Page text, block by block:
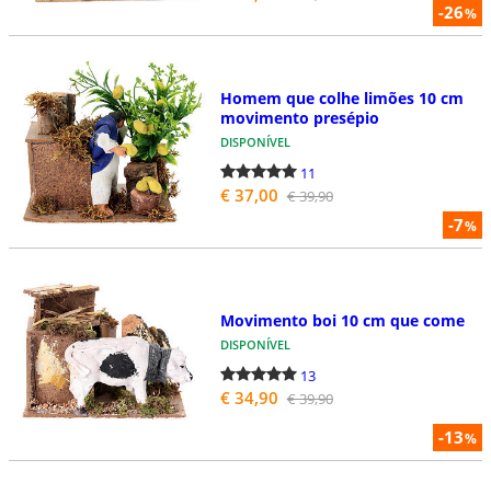
-26%
-7%
Homem que colhe limões 10 cm
movimento presépio
DISPONÍVEL
11
€ 37,00 € 39,90
-13%
Movimento boi 10 cm que come
DISPONÍVEL
13
€ 34,90 € 39,90